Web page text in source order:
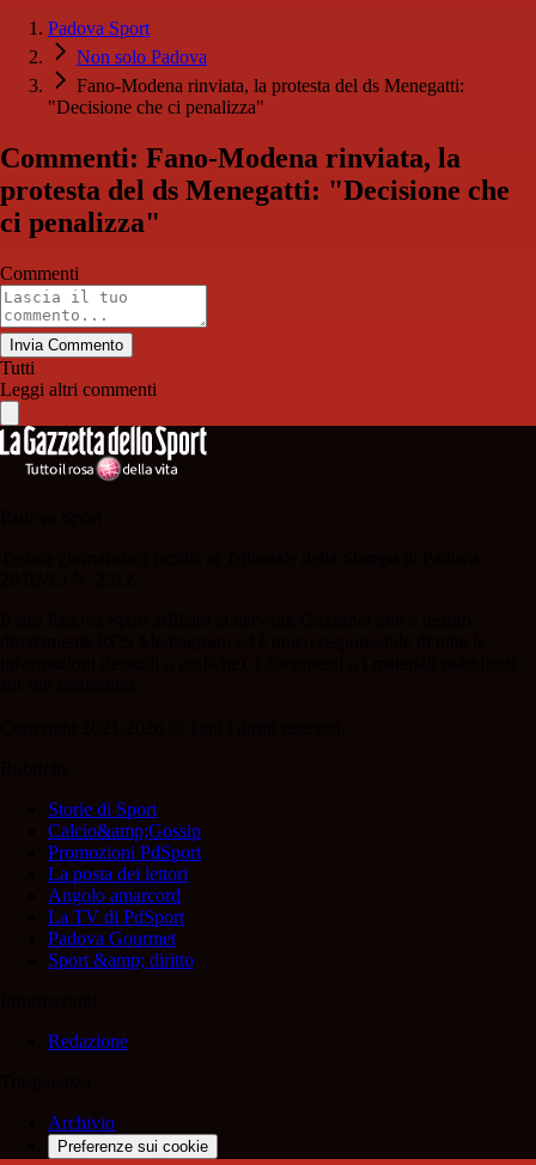
Padova Sport
Non solo Padova
Fano-Modena rinviata, la protesta del ds Menegatti:
"Decisione che ci penalizza"
Commenti: Fano-Modena rinviata, la
protesta del ds Menegatti: "Decisione che
ci penalizza"
Commenti
Invia Commento
Tutti
Leggi altri commenti
Storie di Sport
Calcio&amp;Gossip
Promozioni PdSport
La posta dei lettori
Angolo amarcord
La TV di PdSport
Padova Gourmet
Sport &amp; diritto
Redazione
Archivio
Preferenze sui cookie